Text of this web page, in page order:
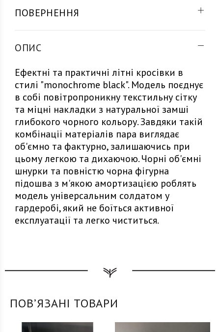
ПОВЕРНЕННЯ
ОПИС
Ефектні та практичні літні кросівки в
стилі "monochrome black". Модель поєднує
в собі повітропроникну текстильну сітку
та міцні накладки з натуральної замші
глибокого чорного кольору. Завдяки такій
комбінації матеріалів пара виглядає
об'ємно та фактурно, залишаючись при
цьому легкою та дихаючою. Чорні об'ємні
шнурки та повністю чорна фігурна
підошва з м'якою амортизацією роблять
модель універсальним солдатом у
гардеробі, який не боїться активної
експлуатації та легко чиститься.
ПОВʼЯЗАНІ ТОВАРИ